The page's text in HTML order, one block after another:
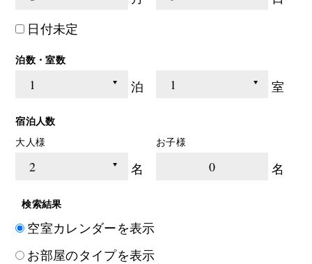
日付未定
泊数・室数
泊 室
宿泊人数
大人様
名
お子様
0 名
検索結果
空室カレンダーを表示
お部屋のタイプを表示